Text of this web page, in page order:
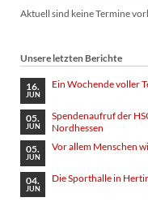
Aktuell sind keine Termine
Unsere letzten Berichte
16.
JUN
Ein Wochende voller
05.
JUN
Spendenaufruf der
Nordhessen
05.
JUN
Vor allem Menschen
04.
JUN
Die Sporthalle in